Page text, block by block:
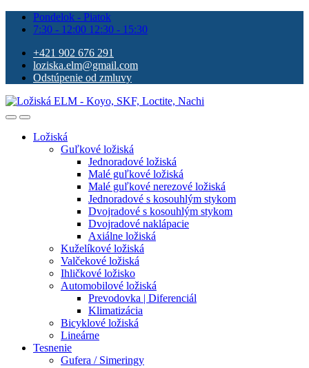
Pondelok - Piatok
7:30 - 12:00 12:30 - 15:30
+421 902 676 291
loziska.elm@gmail.com
Odstúpenie od zmluvy
Ložiská
Guľkové ložiská
Jednoradové ložiská
Malé guľkové ložiská
Malé guľkové nerezové ložiská
Jednoradové s kosouhlým stykom
Dvojradové s kosouhlým stykom
Dvojradové naklápacie
Axiálne ložiská
Kuželíkové ložiská
Valčekové ložiská
Ihličkové ložisko
Automobilové ložiská
Prevodovka | Diferenciál
Klimatizácia
Bicyklové ložiská
Lineárne
Tesnenie
Gufera / Simeringy